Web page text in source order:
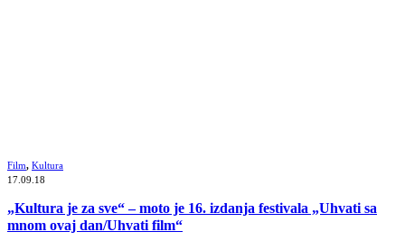
Film, Kultura
17.09.18
„Kultura je za sve“ – moto je 16. izdanja festivala „Uhvati sa
mnom ovaj dan/Uhvati film“